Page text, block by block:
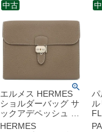
エルメス HERMES
ショルダーバッグ サ
ックアデペッシュ メ
ッセンジャー29 トゴ
HERMES
中古
パ
グ